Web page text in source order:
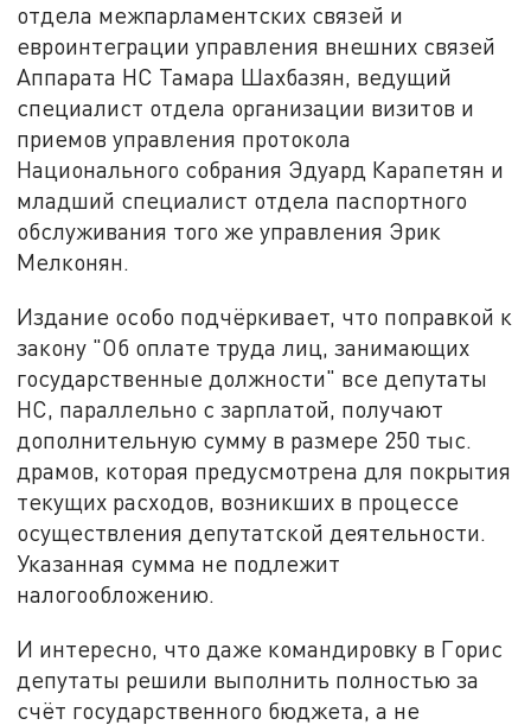
отдела межпарламентских связей и
евроинтеграции управления внешних связей
Аппарата НС Тамара Шахбазян, ведущий
специалист отдела организации визитов и
приемов управления протокола
Национального собрания Эдуард Карапетян и
младший специалист отдела паспортного
обслуживания того же управления Эрик
Мелконян.
Издание особо подчёркивает, что поправкой к
закону "Об оплате труда лиц, занимающих
государственные должности" все депутаты
НС, параллельно с зарплатой, получают
дополнительную сумму в размере 250 тыс.
драмов, которая предусмотрена для покрытия
текущих расходов, возникших в процессе
осуществления депутатской деятельности.
Указанная сумма не подлежит
налогообложению.
И интересно, что даже командировку в Горис
депутаты решили выполнить полностью за
счёт государственного бюджета, а не